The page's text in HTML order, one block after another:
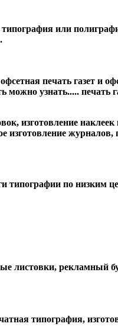
типография или
печать газет и
можно узнать..... печать
изготовление
типографии по низким
листовки, рекламный
типография,